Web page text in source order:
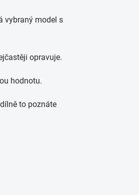
vybraný model s
opravuje.
hodnotu.
to poznáte